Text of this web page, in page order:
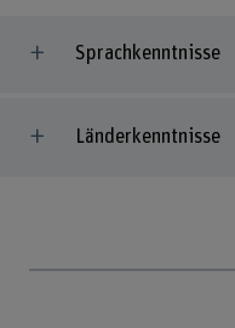
Sprachkenntnisse
Länderkenntnisse